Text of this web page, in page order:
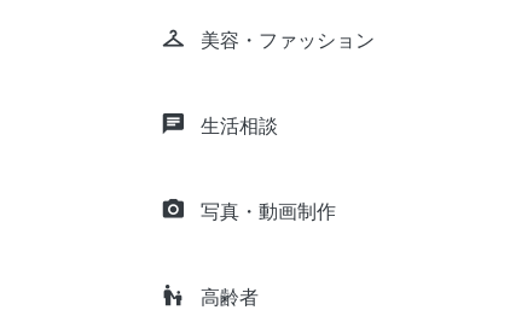
checkroom 美容・ファッション
chat 生活相談
camera_alt 写真・動画制作
escalator_warning 高齢者